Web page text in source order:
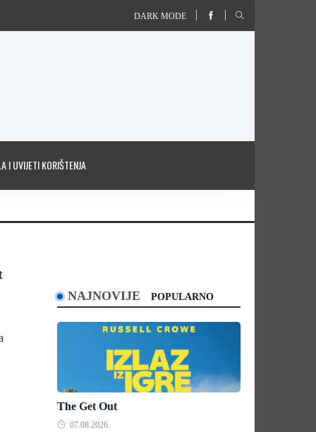
DARK MODE
I UVIJETI KORIŠTENJA
NAJNOVIJE POPULARNO
The Get Out
07.08.2026.